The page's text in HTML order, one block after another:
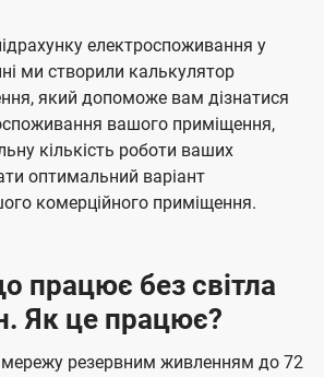
електроспоживання у
ми створили калькулятор
який допоможе вам дізнатися
вашого приміщення,
кількість роботи ваших
оптимальний варіант
комерційного приміщення.
працює без світла
Як це працює?
резервним живленням до 72